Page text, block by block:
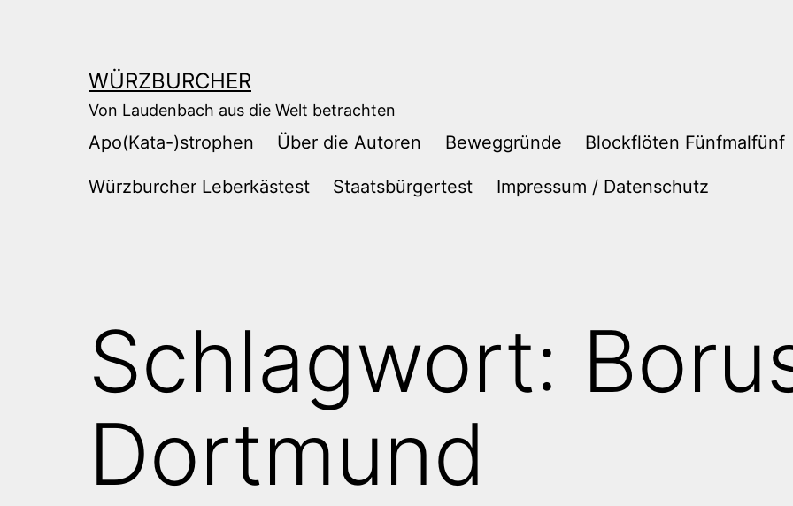
WÜRZBURCHER
Von Laudenbach aus die Welt betrachten
Apo(Kata-)strophen Über die Autoren Beweggründe Blockflöten Fünfmalfünf
Würzburcher Leberkästest Staatsbürgertest Impressum / Datenschutz
Schlagwort:
Dortmund